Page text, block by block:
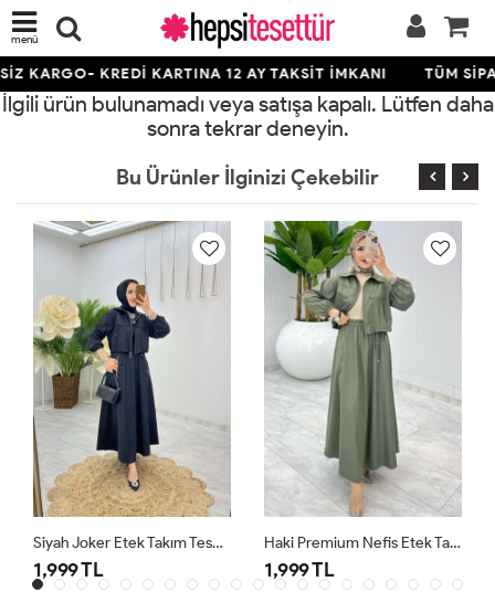
menü
KARGO- KREDİ KARTINA 12 AY TAKSİT İMKANI TÜM
İlgili ürün bulunamadı veya satışa kapalı. Lütfen daha
sonra tekrar deneyin.
Bu Ürünler İlginizi Çekebilir
Siyah Joker Etek Takım Tesettür Giyim
1,999 TL
Haki Premium Nefis Etek Takım
1,999 TL